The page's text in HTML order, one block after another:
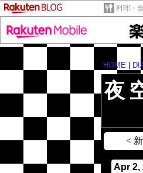
料理・
HOME
夜
<
Apr 2,